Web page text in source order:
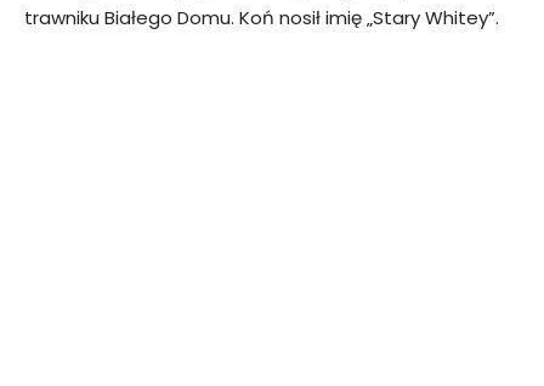
trawniku Białego Domu. Koń nosił imię „Stary Whitey”.